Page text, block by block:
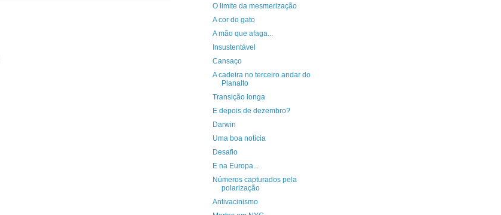
O limite da mesmerização
A cor do gato
A mão que afaga...
Insustentável
Cansaço
A cadeira no terceiro andar do
Planalto
Transição longa
E depois de dezembro?
Darwin
Uma boa notícia
Desafio
E na Europa...
Números capturados pela
polarização
Antivacinismo